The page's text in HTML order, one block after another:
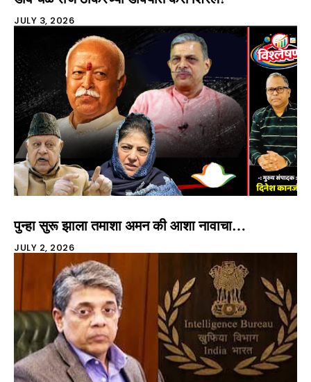
JULY 3, 2026
पुन्हा सुरू झाला तमाशा अमन की आशा नावाचा…
JULY 2, 2026